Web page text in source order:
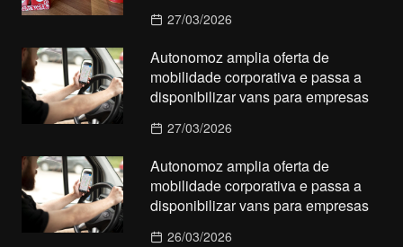
27/03/2026
Autonomoz amplia oferta de
mobilidade corporativa e passa a
disponibilizar vans para empresas
27/03/2026
Autonomoz amplia oferta de
mobilidade corporativa e passa a
disponibilizar vans para empresas
26/03/2026